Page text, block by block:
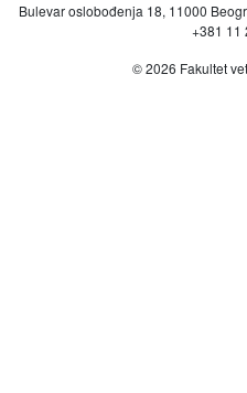
Bulevar oslobođenja 18, 11000
+381 11
© 2026 Fakultet